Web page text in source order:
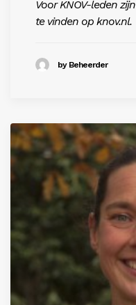
Voor KNOV-leden
te vinden op knov.nl.
by Beheerder